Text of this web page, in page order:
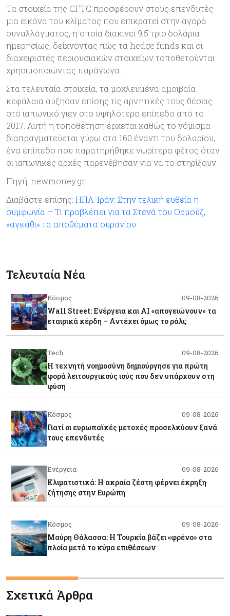
Τα στοιχεία της CFTC προσφέρουν στους επενδυτές
μια εικόνα του κλίματος που επικρατεί στην αγορά
συναλλάγματος, η οποία διακινεί 9,5 τρισ.δολάρια
ημερησίως, δείχνοντας πώς τα hedge funds και οι
διαχειριστές περιουσιακών στοιχείων τοποθετούνται
χρησιμοποιώντας παράγωγα.
Στα τελευταία στοιχεία, τα μοχλευμένα αμοιβαία
κεφάλαια αύξησαν επίσης τις αρνητικές τους θέσεις
στο ιαπωνικό γιεν στο υψηλότερο επίπεδο από το
2017. Αυτή η τοποθέτηση έρχεται καθώς το νόμισμα
διαπραγματεύεται γύρω στα 160 έναντι του δολαρίου,
ένα επίπεδο που παρατηρήθηκε νωρίτερα φέτος όταν
οι ιαπωνικές αρχές παρενέβησαν για να το στηρίξουν.
Πηγή: newmoney.gr
Διαβάστε επίσης: ΗΠΑ-Ιράν: Στην τελική ευθεία η
συμφωνία – Τι προβλέπει για τα Στενά του Ορμούζ,
«αγκάθι» τα αποθέματα ουρανίου
Τελευταία Νέα
Κόσμος 09-08-2026
Wall Street: Ενέργεια και AI «απογειώνουν» τα
εταιρικά κέρδη – Αντέχει όμως το ράλι;
Tech 09-08-2026
Η τεχνητή νοημοσύνη δημιούργησε για πρώτη
φορά λειτουργικούς ιούς που δεν υπάρχουν στη
φύση
Κόσμος 09-08-2026
Γιατί οι ευρωπαϊκές μετοχές προσελκύουν ξανά
τους επενδυτές
Ενέργεια 09-08-2026
Κλιματιστικά: Η ακραία ζέστη φέρνει έκρηξη
ζήτησης στην Ευρώπη
Κόσμος 09-08-2026
Μαύρη Θάλασσα: Η Τουρκία βάζει «φρένο» στα
πλοία μετά το κύμα επιθέσεων
Tech 09-08-2026
Τεχνητή νοημοσύνη: Αλλάζει τα δεδομένα στην
επικοινωνία – Μια επικίνδυνη «τελειότητα»
Σχετικά Άρθρα